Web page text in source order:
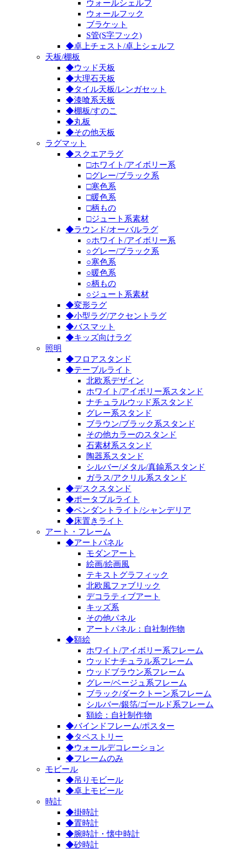
ウォールシェルフ
ウォールフック
ブラケット
S管(S字フック)
◆卓上チェスト/卓上シェルフ
天板/棚板
◆ウッド天板
◆大理石天板
◆タイル天板/レンガセット
◆漆喰系天板
◆棚板/すのこ
◆丸板
◆その他天板
ラグマット
◆スクエアラグ
□ホワイト/アイボリー系
□グレー/ブラック系
□寒色系
□暖色系
□柄もの
□ジュート系素材
◆ラウンド/オーバルラグ
○ホワイト/アイボリー系
○グレー/ブラック系
○寒色系
○暖色系
○柄もの
○ジュート系素材
◆変形ラグ
◆小型ラグ/アクセントラグ
◆バスマット
◆キッズ向けラグ
照明
◆フロアスタンド
◆テーブルライト
北欧系デザイン
ホワイト/アイボリー系スタンド
ナチュラルウッド系スタンド
グレー系スタンド
ブラウン/ブラック系スタンド
その他カラーのスタンド
石素材系スタンド
陶器系スタンド
シルバー/メタル/真鍮系スタンド
ガラス/アクリル系スタンド
◆デスクスタンド
◆ポータブルライト
◆ペンダントライト/シャンデリア
◆床置きライト
アート・フレーム
◆アートパネル
モダンアート
絵画/絵画風
テキストグラフィック
北欧風ファブリック
デコラティブアート
キッズ系
その他パネル
アートパネル：自社制作物
◆額絵
ホワイト/アイボリー系フレーム
ウッドナチュラル系フレーム
ウッドブラウン系フレーム
グレー/ベージュ系フレーム
ブラック/ダークトーン系フレーム
シルバー/銀箔/ゴールド系フレーム
額絵：自社制作物
◆バインドフレーム/ポスター
◆タペストリー
◆ウォールデコレーション
◆フレームのみ
モビール
◆吊りモビール
◆卓上モビール
時計
◆掛時計
◆置時計
◆腕時計・懐中時計
◆砂時計